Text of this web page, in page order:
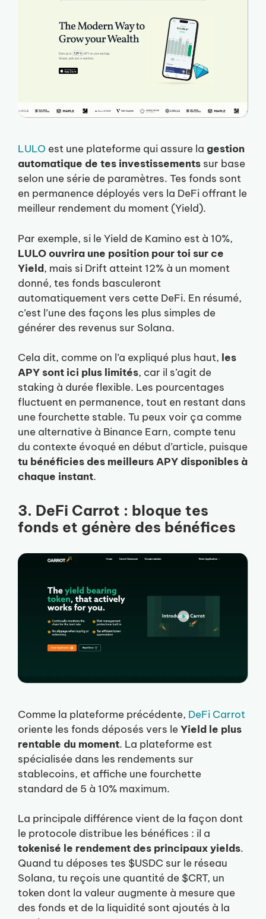
LULO est une plateforme qui assure la gestion
automatique de tes investissements sur base
selon une série de paramètres. Tes fonds sont
en permanence déployés vers la DeFi offrant le
meilleur rendement du moment (Yield).
Par exemple, si le Yield de Kamino est à 10%,
LULO ouvrira une position pour toi sur ce
Yield, mais si Drift atteint 12% à un moment
donné, tes fonds basculeront
automatiquement vers cette DeFi. En résumé,
c’est l’une des façons les plus simples de
générer des revenus sur Solana.
Cela dit, comme on l’a expliqué plus haut, les
APY sont ici plus limités, car il s’agit de
staking à durée flexible. Les pourcentages
fluctuent en permanence, tout en restant dans
une fourchette stable. Tu peux voir ça comme
une alternative à Binance Earn, compte tenu
du contexte évoqué en début d’article, puisque
tu bénéficies des meilleurs APY disponibles à
chaque instant.
3. DeFi Carrot : bloque tes
fonds et génère des bénéfices
Comme la plateforme précédente, DeFi Carrot
oriente les fonds déposés vers leYield le plus
rentable du moment. La plateforme est
spécialisée dans les rendements sur
stablecoins, et affiche une fourchette
standard de 5 à 10% maximum.
La principale différence vient de la façon dont
le protocole distribue les bénéfices : il a
tokenisé le rendement des principaux yields.
Quand tu déposes tes $USDC sur le réseau
Solana, tu reçois une quantité de $CRT, un
token dont la valeur augmente à mesure que
des fonds et de la liquidité sont ajoutés à la